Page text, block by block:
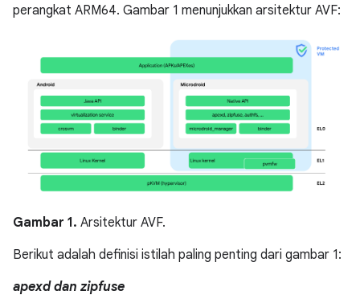
perangkat ARM64. Gambar 1 menunjukkan arsitektur AVF:
Gambar 1. Arsitektur AVF.
Berikut adalah definisi istilah paling penting dari gambar 1:
apexd dan zipfuse